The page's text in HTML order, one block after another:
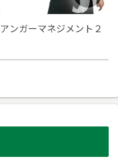
アンガーマネジメント２